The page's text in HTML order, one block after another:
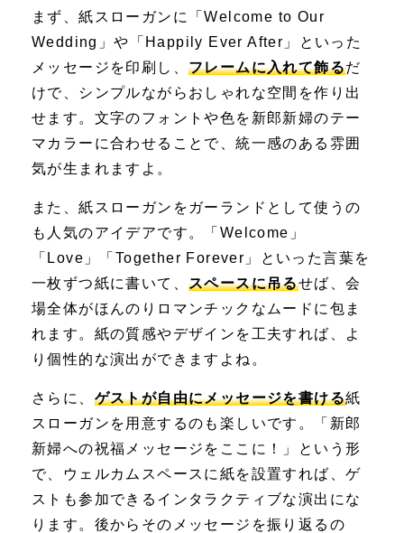
まず、紙スローガンに「Welcome to Our
Wedding」や「Happily Ever After」といった
メッセージを印刷し、 フレームに入れて飾るだ
けで、シンプルながら おしゃれな空間を作り出
せます 。文字のフォントや色を新郎新婦のテー
マカラーに合わせることで、統一感のある雰囲
気が生まれますよ。
また、紙スローガンを ガーランドとして使う の
も人気のアイデアです。「Welcome」
「Love」「Together Forever」といった言葉を
一枚ずつ紙に書いて、 スペースに吊るせば、会
場全体がほんのりロマンチックなムードに包ま
れます。紙の質感やデザインを工夫すれば、よ
り個性的な演出ができますよね。
さらに、 ゲストが自由にメッセージを書ける紙
スローガンを用意するのも楽しいです。「新郎
新婦への祝福メッセージをここに！」という形
で、ウェルカムスペースに紙を設置すれば、 ゲ
ストも参加できるインタラクティブな演出 にな
ります。後からそのメッセージを振り返るの